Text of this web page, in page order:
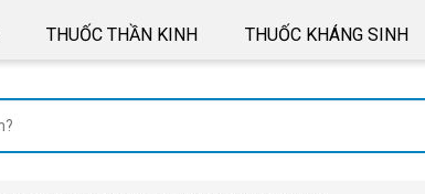
THUỐC THẦN KINH THUỐC KHÁNG SINH